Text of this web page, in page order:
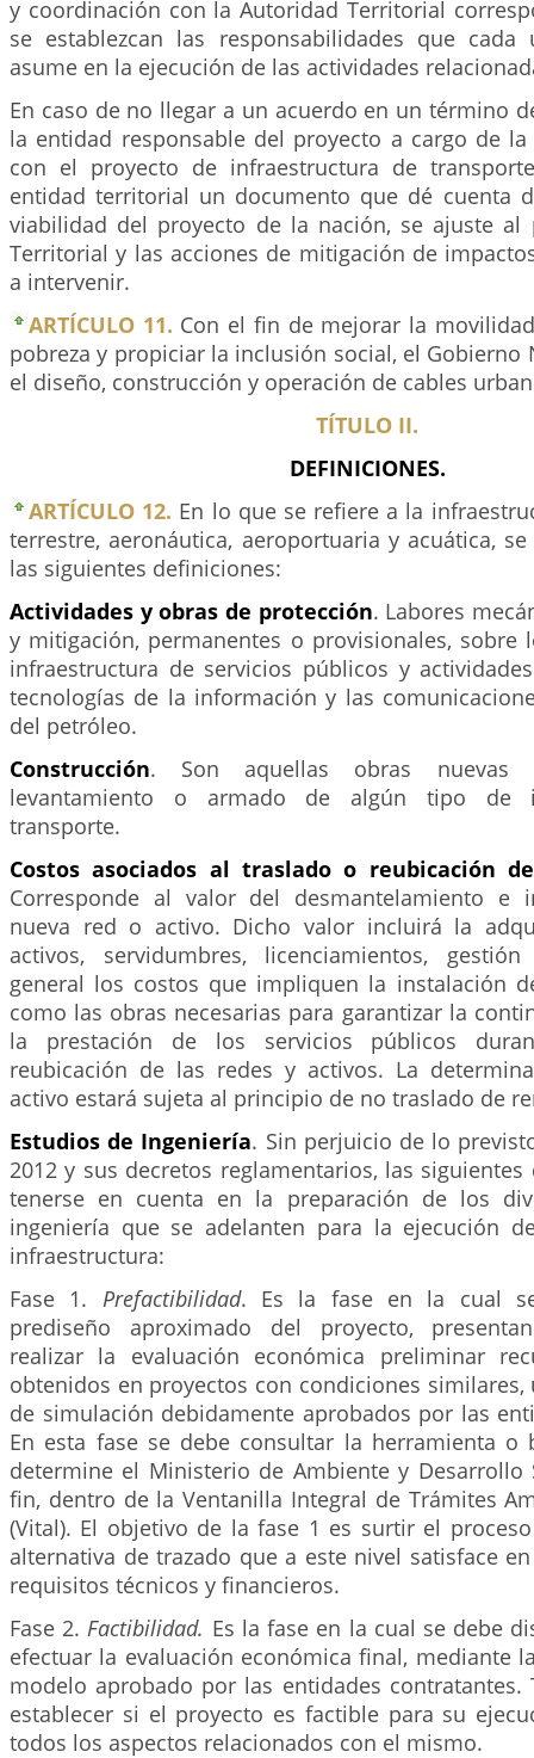
y coordinación con la Autoridad Territorial
se establezcan las responsabilidades que
asume en la ejecución de las actividades
En caso de no llegar a un acuerdo en un término
la entidad responsable del proyecto a cargo de
con el proyecto de infraestructura de
entidad territorial un documento que dé cuenta
viabilidad del proyecto de la nación, se ajuste al
Territorial y las acciones de mitigación de
a intervenir.
ARTÍCULO 11. Con el fin de mejorar la
pobreza y propiciar la inclusión social, el Gobierno
el diseño, construcción y operación de cables
TÍTULO II.
DEFINICIONES.
ARTÍCULO 12. En lo que se refiere a la
terrestre, aeronáutica, aeroportuaria y acuática,
las siguientes definiciones:
Actividades y obras de protección. Labores
y mitigación, permanentes o provisionales, sobre
infraestructura de servicios públicos y
tecnologías de la información y las
del petróleo.
Construcción. Son aquellas obras nuevas
levantamiento o armado de algún tipo de
transporte.
Costos asociados al traslado o reubicación
Corresponde al valor del desmantelamiento e
nueva red o activo. Dicho valor incluirá la
activos, servidumbres, licenciamientos,
general los costos que impliquen la instalación
como las obras necesarias para garantizar la
la prestación de los servicios públicos
reubicación de las redes y activos. La
activo estará sujeta al principio de no traslado de
Estudios de Ingeniería. Sin perjuicio de lo
2012 y sus decretos reglamentarios, las
tenerse en cuenta en la preparación de los
ingeniería que se adelanten para la ejecución
infraestructura:
Fase 1. Prefactibilidad. Es la fase en la cual
prediseño aproximado del proyecto,
realizar la evaluación económica preliminar
obtenidos en proyectos con condiciones
de simulación debidamente aprobados por las
En esta fase se debe consultar la herramienta o
determine el Ministerio de Ambiente y Desarrollo
fin, dentro de la Ventanilla Integral de Trámites
(Vital). El objetivo de la fase 1 es surtir el
alternativa de trazado que a este nivel satisface
requisitos técnicos y financieros.
Fase 2.Factibilidad. Es la fase en la cual se debe
efectuar la evaluación económica final, mediante
modelo aprobado por las entidades contratantes.
establecer si el proyecto es factible para su
todos los aspectos relacionados con el mismo.